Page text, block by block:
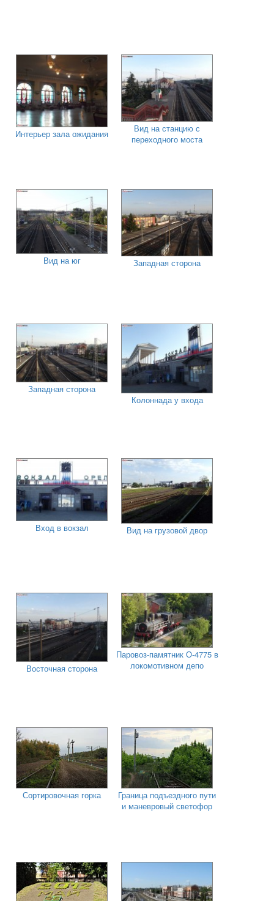
Интерьер зала ожидания
Вид на станцию с
переходного моста
Вид на юг Западная сторона
Западная сторона
Колоннада у входа
Вход в вокзал Вид на грузовой двор
Восточная сторона
Паровоз-памятник О-4775 в
локомотивном депо
Сортировочная горка
Граница подъездного пути
и маневровый светофор